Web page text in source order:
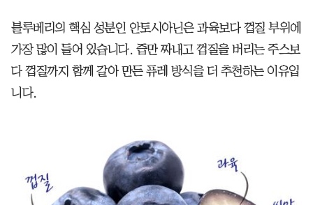
블루베리의 핵심 성분인 안토시아닌은 과육보다 껍질 부위에
가장 많이 들어 있습니다. 즙만 짜내고 껍질을 버리는 주스보
다 껍질까지 함께 갈아 만든 퓨레 방식을 더 추천하는 이유입
니다.